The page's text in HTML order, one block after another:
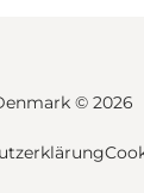
© 2026